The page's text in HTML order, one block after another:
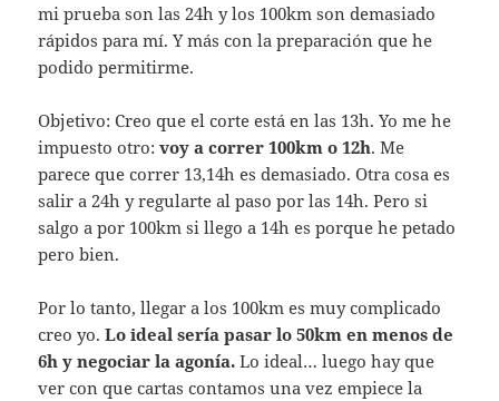
mi prueba son las 24h y los 100km son demasiado
rápidos para mí. Y más con la preparación que he
podido permitirme.
Objetivo: Creo que el corte está en las 13h. Yo me he
impuesto otro:voy a correr 100km o 12h. Me
parece que correr 13,14h es demasiado. Otra cosa es
salir a 24h y regularte al paso por las 14h. Pero si
salgo a por 100km si llego a 14h es porque he petado
pero bien.
Por lo tanto, llegar a los 100km es muy complicado
creo yo.Lo ideal sería pasar lo 50km en menos de
6h y negociar la agonía. Lo ideal… luego hay que
ver con que cartas contamos una vez empiece la